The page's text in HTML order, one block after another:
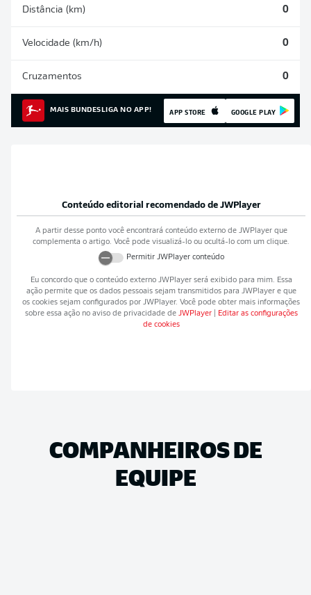
Distância (km) 0
Velocidade (km/h) 0
Cruzamentos 0
MAIS BUNDESLIGA NO APP! APP STORE GOOGLE PLAY
Conteúdo editorial recomendado de JWPlayer
A partir desse ponto você encontrará conteúdo externo de JWPlayerque
complementa o artigo. Você pode visualizá-lo ou ocultá-lo com um clique.
Permitir JWPlayerconteúdo
Eu concordo que o conteúdo externo JWPlayerserá exibido para mim. Essa
ação permite que os dados pessoais sejam transmitidos para JWPlayere que
os cookies sejam configurados por JWPlayer. Você pode obter mais informações
sobre essa ação no aviso de privacidade de JWPlayer
Editar as configurações
de cookies
COMPANHEIROS DE
EQUIPE